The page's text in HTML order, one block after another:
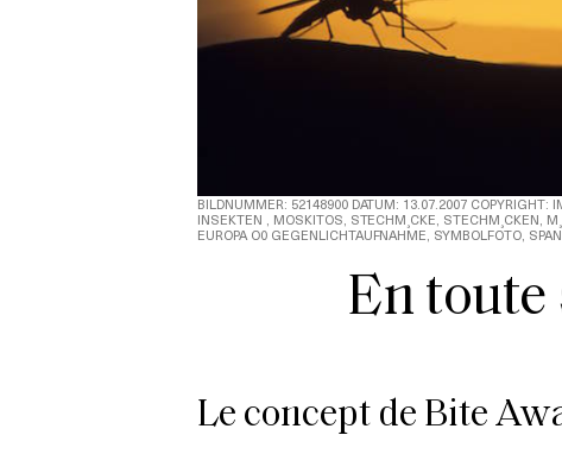
BILDNUMMER: 52148900 DATUM: 13.07.2007
INSEKTEN , MOSKITOS, STECHM¸CKE, STECHM¸CKEN,
EUROPA O0 GEGENLICHTAUFNAHME, SYMBOLFOTO,
En
Le concept de Bite